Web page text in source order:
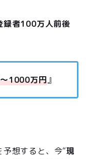
録者100万人前後
1000万円』
予想すると、今“現